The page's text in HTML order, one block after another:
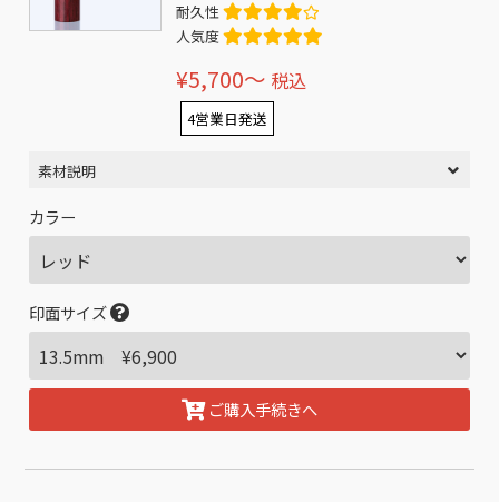
耐久性
人気度
¥5,700〜 税込
4営業日発送
素材説明
カラー
印面サイズ
ご購入手続きへ